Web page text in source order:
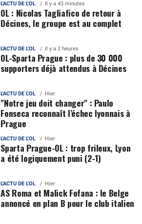
L'ACTU DE L'OL Il y a 43 minutes
OL : Nicolas Tagliafico de retour à
Décines, le groupe est au complet
L'ACTU DE L'OL Il y a 2 heures
OL-Sparta Prague : plus de 30 000
supporters déjà attendus à Décines
L'ACTU DE L'OL Hier
"Notre jeu doit changer" : Paulo
Fonseca reconnaît l’échec lyonnais à
Prague
L'ACTU DE L'OL Hier
Sparta Prague-OL : trop frileux, Lyon
a été logiquement puni (2-1)
L'ACTU DE L'OL Hier
AS Roma et Malick Fofana : le Belge
annoncé en plan B pour le club italien